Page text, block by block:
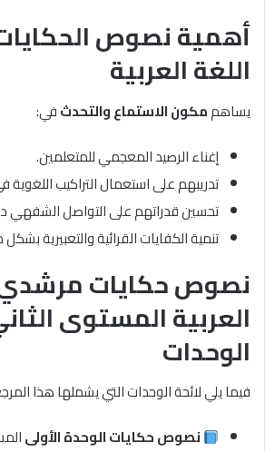
أهمية نصوص
اللغة العربية
يساهممكون الاستماع والتحدثفي:
إغناء الرصيد المعجمي للمتعلمين.
تدريبهم على استعمال التراكيب
تحسين قدراتهم على التواصل الشفهي
تنمية الكفايات القرائية والتعبيرية
نصوص حكايات مرشدي
العربية المستوى
الوحدات
فيما يلي لائحة الوحدات التي يشملها هذا
نصوص حكايات الوحدة الأولى